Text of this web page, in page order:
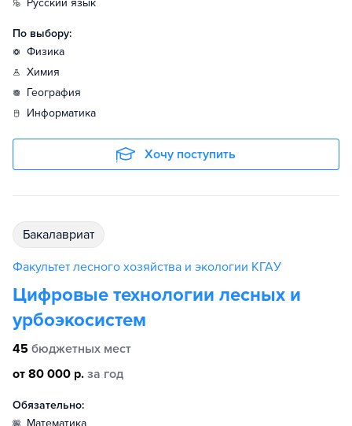
русский язык
По выбору:
физика
химия
география
информатика
Хочу поступить
бакалавриат
Факультет лесного хозяйства и экологии КГАУ
Цифровые технологии лесных и
урбоэкосистем
45 бюджетных мест
от 80 000 р. за год
Обязательно:
математика